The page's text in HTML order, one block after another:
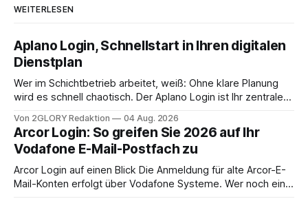
WEITERLESEN
Aplano Login, Schnellstart in Ihren digitalen
Dienstplan
Wer im Schichtbetrieb arbeitet, weiß: Ohne klare Planung
wird es schnell chaotisch. Der Aplano Login ist Ihr zentraler
abwesenheiten und die gesamte kommunikation rund um
Ihr personal digital zu organisieren. In diesem Leitfaden
erfahren Sie alles, was Sie für einen reibungslosen Einstieg
brauchen, von der Registrierung
Von 2GLORY Redaktion 04 Aug. 2026
Arcor Login: So greifen Sie 2026 auf Ihr
Vodafone E-Mail-Postfach zu
Arcor Login auf einen Blick Die Anmeldung für alte Arcor-E-
Mail-Konten erfolgt über Vodafone Systeme. Wer noch eine